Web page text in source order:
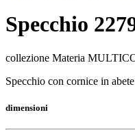
Specchio
collezione Materia
Specchio con cornice in
dimensioni